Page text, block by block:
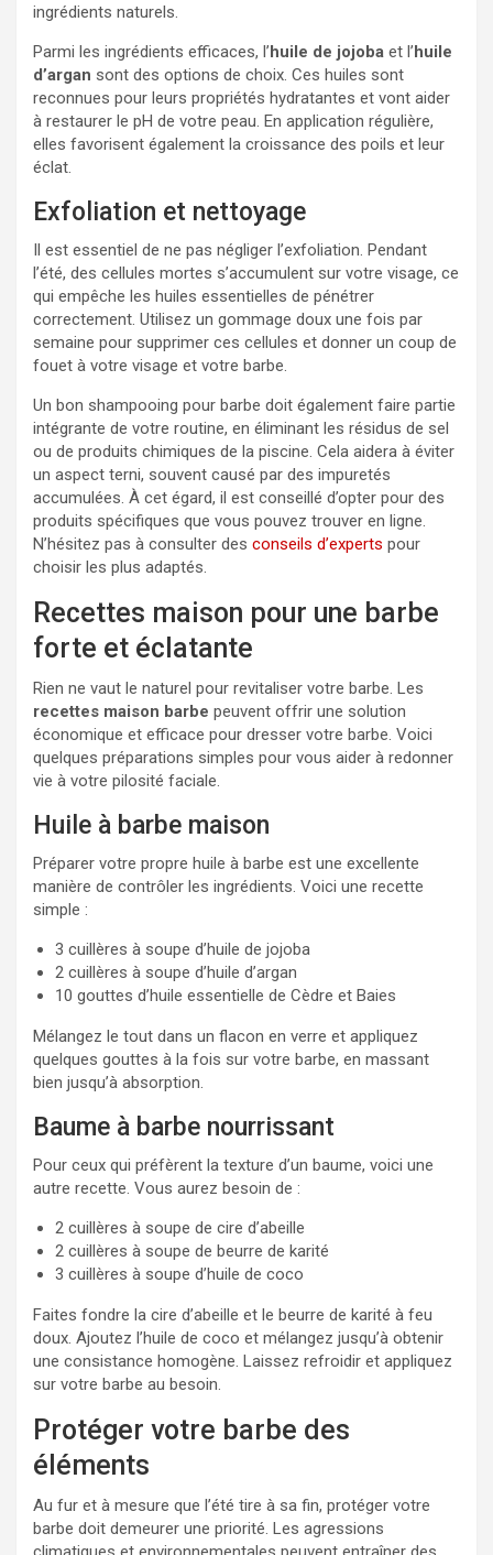
ingrédients naturels.
Parmi les ingrédients efficaces, l’huile de jojoba et l’huile
d’argan sont des options de choix. Ces huiles sont
reconnues pour leurs propriétés hydratantes et vont aider
à restaurer le pH de votre peau. En application régulière,
elles favorisent également la croissance des poils et leur
éclat.
Exfoliation et nettoyage
Il est essentiel de ne pas négliger l’exfoliation. Pendant
l’été, des cellules mortes s’accumulent sur votre visage, ce
qui empêche les huiles essentielles de pénétrer
correctement. Utilisez un gommage doux une fois par
semaine pour supprimer ces cellules et donner un coup de
fouet à votre visage et votre barbe.
Un bon shampooing pour barbe doit également faire partie
intégrante de votre routine, en éliminant les résidus de sel
ou de produits chimiques de la piscine. Cela aidera à éviter
un aspect terni, souvent causé par des impuretés
accumulées. À cet égard, il est conseillé d’opter pour des
produits spécifiques que vous pouvez trouver en ligne.
N’hésitez pas à consulter des conseils d’experts pour
choisir les plus adaptés.
Recettes maison pour une barbe
forte et éclatante
Rien ne vaut le naturel pour revitaliser votre barbe. Les
recettes maison barbe peuvent offrir une solution
économique et efficace pour dresser votre barbe. Voici
quelques préparations simples pour vous aider à redonner
vie à votre pilosité faciale.
Huile à barbe maison
Préparer votre propre huile à barbe est une excellente
manière de contrôler les ingrédients. Voici une recette
simple :
3 cuillères à soupe d’huile de jojoba
2 cuillères à soupe d’huile d’argan
10 gouttes d’huile essentielle de Cèdre et Baies
Mélangez le tout dans un flacon en verre et appliquez
quelques gouttes à la fois sur votre barbe, en massant
bien jusqu’à absorption.
Baume à barbe nourrissant
Pour ceux qui préfèrent la texture d’un baume, voici une
autre recette. Vous aurez besoin de :
2 cuillères à soupe de cire d’abeille
2 cuillères à soupe de beurre de karité
3 cuillères à soupe d’huile de coco
Faites fondre la cire d’abeille et le beurre de karité à feu
doux. Ajoutez l’huile de coco et mélangez jusqu’à obtenir
une consistance homogène. Laissez refroidir et appliquez
sur votre barbe au besoin.
Protéger votre barbe des
éléments
Au fur et à mesure que l’été tire à sa fin, protéger votre
barbe doit demeurer une priorité. Les agressions